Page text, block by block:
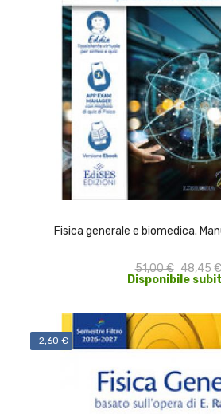
Fisica generale e biomedica.
51,00 € 48,45 €
Disponibile
-2,60 €